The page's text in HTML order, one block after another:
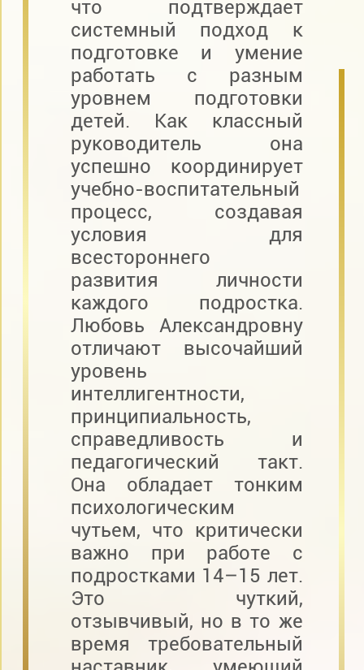
что подтверждает
системный подход к
подготовке и умение
работать с разным
уровнем подготовки
детей. Как классный
руководитель она
успешно координирует
учебно-воспитательный
процесс, создавая
условия для
всестороннего
развития личности
каждого подростка.
Любовь Александровну
отличают высочайший
уровень
интеллигентности,
принципиальность,
справедливость и
педагогический такт.
Она обладает тонким
психологическим
чутьем, что критически
важно при работе с
подростками 14–15 лет.
Это чуткий,
отзывчивый, но в то же
время требовательный